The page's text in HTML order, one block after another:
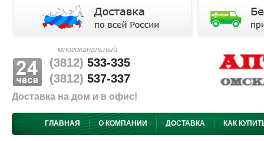
многоканальный
(3812) 533-335
(3812) 537-337
Доставка на дом и в офис!
ГЛАВНАЯ О КОМПАНИИ ДОСТАВКА КАК